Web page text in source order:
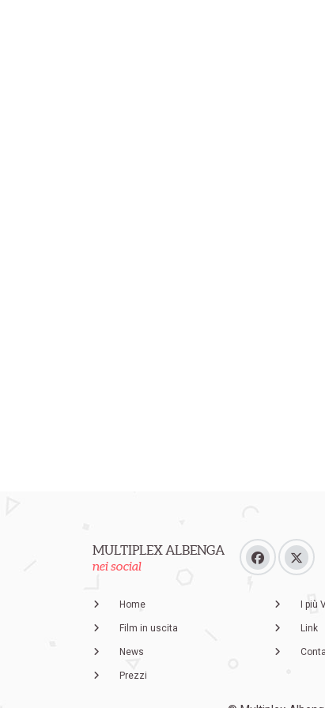
MULTIPLEX ALBENGA
nei social
Home
Film in uscita
News
Prezzi
I più
Link